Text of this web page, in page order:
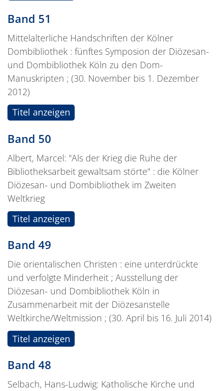
Band 51
Mittelalterliche Handschriften der Kölner
Dombibliothek : fünftes Symposion der Diözesan-
und Dombibliothek Köln zu den Dom-
Manuskripten ; (30. November bis 1. Dezember
2012)
Titel anzeigen
Band 50
Albert, Marcel: "Als der Krieg die Ruhe der
Bibliotheksarbeit gewaltsam störte" : die Kölner
Diözesan- und Dombibliothek im Zweiten
Weltkrieg
Titel anzeigen
Band 49
Die orientalischen Christen : eine unterdrückte
und verfolgte Minderheit ; Ausstellung der
Diözesan- und Dombibliothek Köln in
Zusammenarbeit mit der Diözesanstelle
Weltkirche/Weltmission ; (30. April bis 16. Juli 2014)
Titel anzeigen
Band 48
Selbach, Hans-Ludwig: Katholische Kirche und